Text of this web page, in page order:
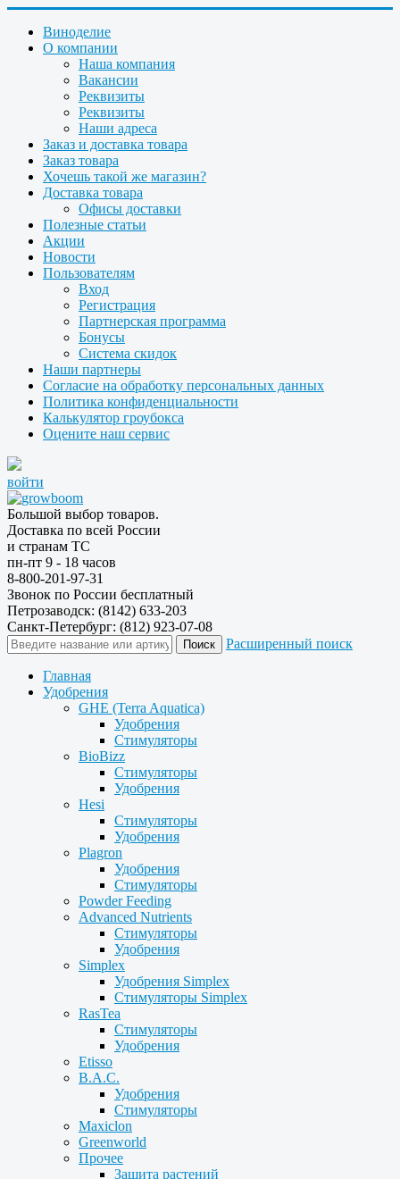
Виноделие
О компании
Наша компания
Вакансии
Реквизиты
Реквизиты
Наши адреса
Заказ и доставка товара
Заказ товара
Хочешь такой же магазин?
Доставка товара
Офисы доставки
Полезные статьи
Акции
Новости
Пользователям
Вход
Регистрация
Партнерская программа
Бонусы
Система скидок
Наши партнеры
Согласие на обработку персональных данных
Политика конфиденциальности
Калькулятор гроубокса
Оцените наш сервис
войти
Большой выбор товаров.
Доставка по всей России
и странам ТС
пн-пт 9 - 18 часов
8-800-201-97-31
Звонок по России бесплатный
Петрозаводск: (8142) 633-203
Санкт-Петербург: (812) 923-07-08
Расширенный поиск
Главная
Удобрения
GHE (Terra Aquatica)
Удобрения
Стимуляторы
BioBizz
Стимуляторы
Удобрения
Hesi
Стимуляторы
Удобрения
Plagron
Удобрения
Стимуляторы
Powder Feeding
Advanced Nutrients
Стимуляторы
Удобрения
Simplex
Удобрения Simplex
Стимуляторы Simplex
RasTea
Стимуляторы
Удобрения
Etisso
B.A.C.
Удобрения
Стимуляторы
Maxiclon
Greenworld
Прочее
Защита растений